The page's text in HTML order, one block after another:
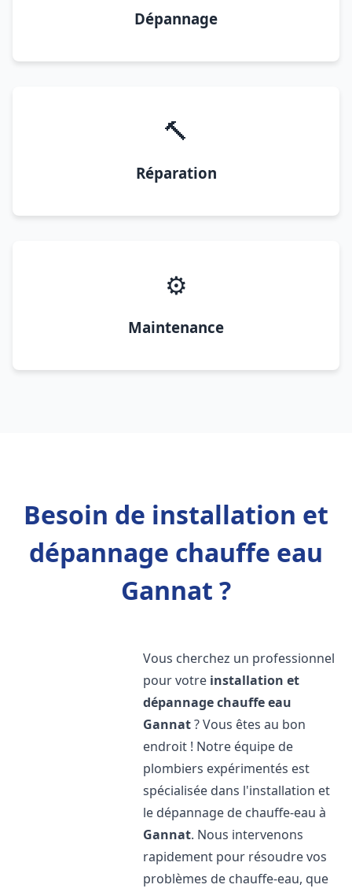
Dépannage
🔨
Réparation
⚙️
Maintenance
Besoin de installation et
dépannage chauffe eau
Gannat ?
Vous cherchez un professionnel
pour votre installation et
dépannage chauffe eau
Gannat? Vous êtes au bon
endroit ! Notre équipe de
plombiers expérimentés est
spécialisée dans l'installation et
le dépannage de chauffe-eau à
Gannat. Nous intervenons
rapidement pour résoudre vos
problèmes de chauffe-eau, que